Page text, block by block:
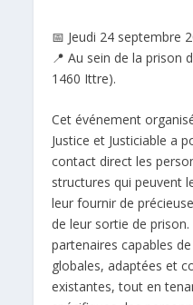
📅 Jeudi 24 septembre
📍 Au sein de la prison
1460 Ittre).
Cet événement
Justice et Justiciable a
contact direct les
structures qui peuvent
leur fournir de
de leur sortie de prison.
partenaires capables
globales, adaptées et
existantes, tout en